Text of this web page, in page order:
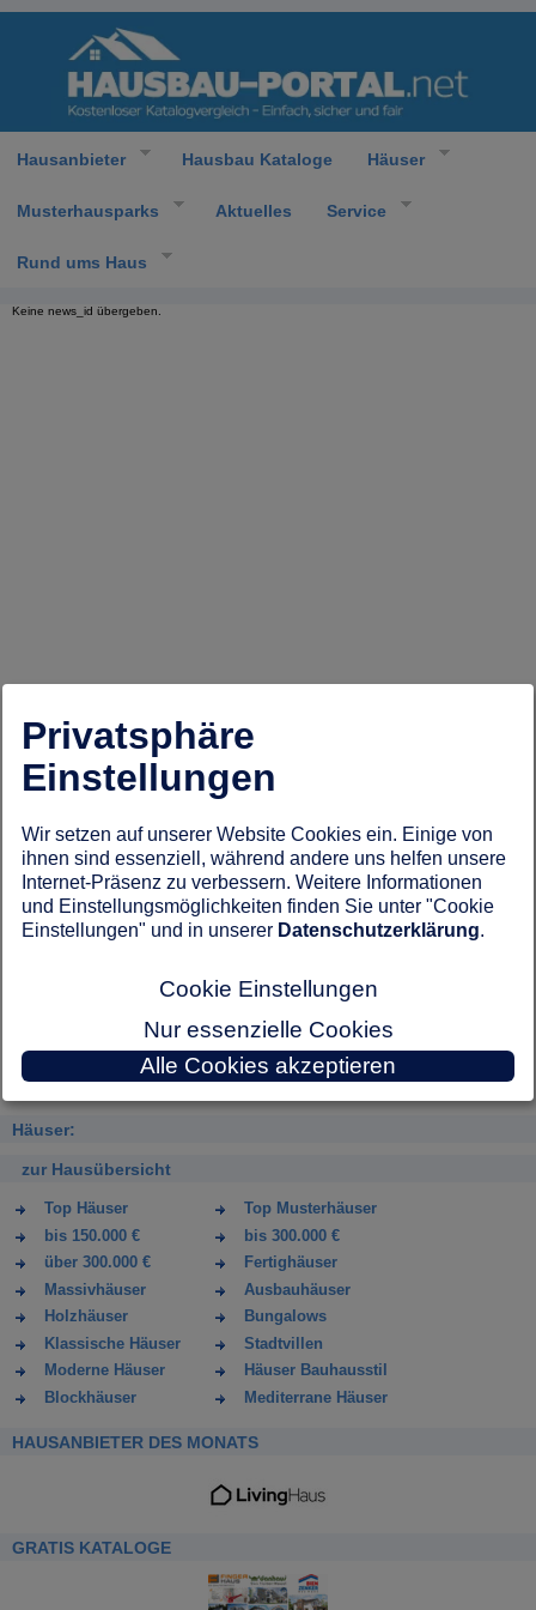
Hausanbieter Hausbau Kataloge Häuser
Musterhausparks Aktuelles Service
Rund ums Haus
Keine news_id übergeben.
Häuser:
zur Hausübersicht
Top Häuser
Top Musterhäuser
bis 150.000 €
bis 300.000 €
über 300.000 €
Fertighäuser
Massivhäuser
Ausbauhäuser
Holzhäuser
Bungalows
Klassische Häuser
Stadtvillen
Moderne Häuser
Häuser Bauhausstil
Blockhäuser
Mediterrane Häuser
HAUSANBIETER DES MONATS
GRATIS KATALOGE
Privatsphäre
Einstellungen
Wir setzen auf unserer Website Cookies ein. Einige von
ihnen sind essenziell, während andere uns helfen unsere
Internet-Präsenz zu verbessern. Weitere Informationen
und Einstellungsmöglichkeiten finden Sie unter "Cookie
Einstellungen" und in unserer Datenschutzerklärung.
Cookie Einstellungen
Nur essenzielle Cookies
Alle Cookies akzeptieren